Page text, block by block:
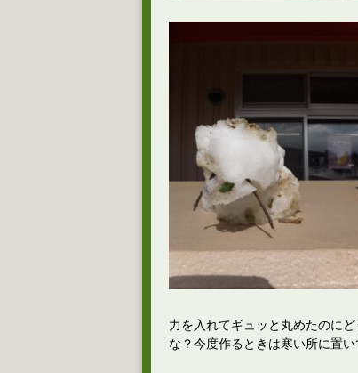
力を入れてギュッと丸めたのに
な？今度作るときは寒い所に置